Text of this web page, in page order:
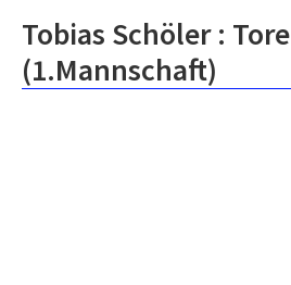
Tobias Schöler : Tore
(1.Mannschaft)